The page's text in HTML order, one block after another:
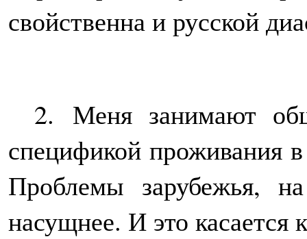
свойственна и русской
2. Меня занимают
спецификой проживания
Проблемы зарубежья,
насущнее. И это касается